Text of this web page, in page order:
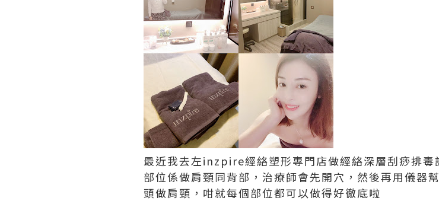
最近我去左inzpire經絡塑形專門店做經絡深層刮痧排
部位係做肩頸同背部，治療師會先開穴，然後再用儀器
頭做肩頸，咁就每個部位都可以做得好徹底啦